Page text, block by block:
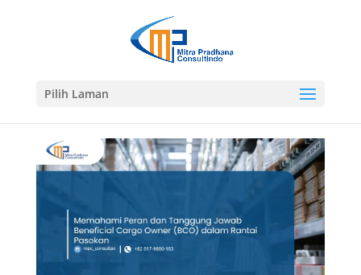
Pilih Laman